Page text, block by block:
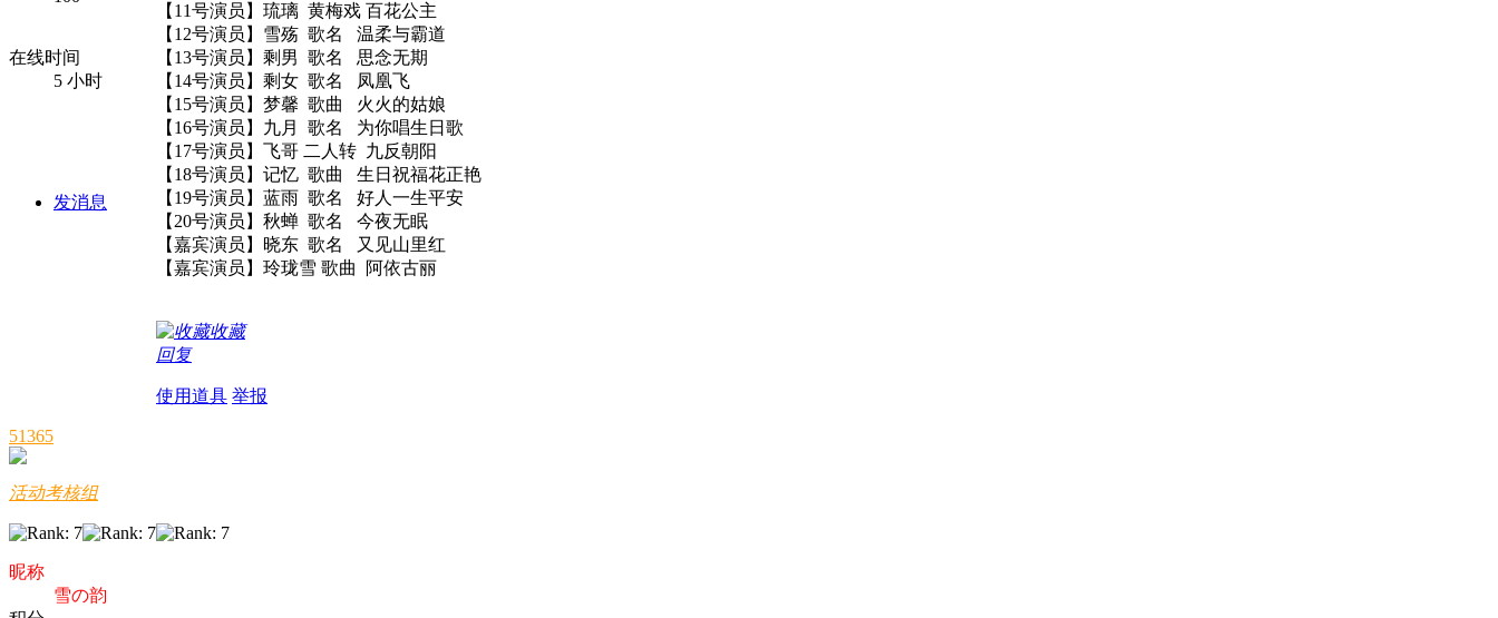
在线时间
5 小时
发消息
【11号演员】琉璃 黄梅戏 百花公主
【12号演员】雪殇 歌名 温柔与霸道
【13号演员】剩男 歌名 思念无期
【14号演员】剩女 歌名 凤凰飞
【15号演员】梦馨 歌曲 火火的姑娘
【16号演员】九月 歌名 为你唱生日歌
【17号演员】飞哥 二人转 九反朝阳
【18号演员】记忆 歌曲 生日祝福花正艳
【19号演员】蓝雨 歌名 好人一生平安
【20号演员】秋蝉 歌名 今夜无眠
【嘉宾演员】晓东 歌名 又见山里红
【嘉宾演员】玲珑雪 歌曲 阿依古丽
收藏
回复
使用道具 举报
51365
活动考核组
昵称
雪の韵